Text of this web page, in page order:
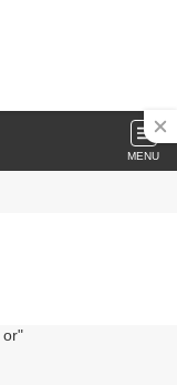
MENU